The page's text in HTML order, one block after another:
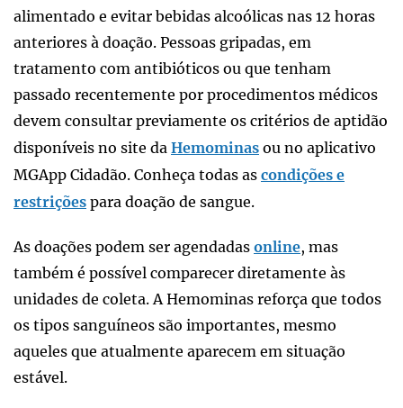
alimentado e evitar bebidas alcoólicas nas 12 horas
anteriores à doação. Pessoas gripadas, em
tratamento com antibióticos ou que tenham
passado recentemente por procedimentos médicos
devem consultar previamente os critérios de aptidão
disponíveis no site da Hemominas ou no aplicativo
MGApp Cidadão. Conheça todas as condições e
restrições para doação de sangue.
As doações podem ser agendadas online, mas
também é possível comparecer diretamente às
unidades de coleta. A Hemominas reforça que todos
os tipos sanguíneos são importantes, mesmo
aqueles que atualmente aparecem em situação
estável.